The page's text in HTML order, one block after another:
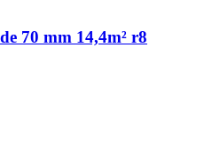
70 mm 14,4m² r8